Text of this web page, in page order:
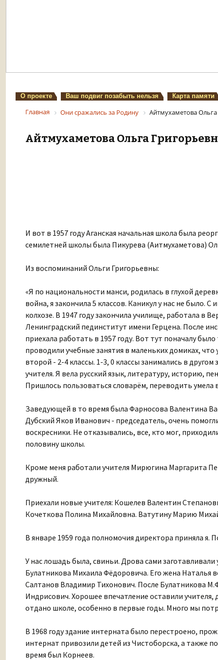
О проекте Ваш подвиг позабыть нельзя Карта памяти
Главная Они сражались за Родину Айтмухаметова
Айтмухаметова Ольга
И вот в 1957 году Аганская начальная школа была
семилетней школы была Пикурева (Аитмухаметова)
Из воспоминаний Ольги Григорьевны:
«Я по национальности манси, родилась в глухой
война, я закончила 5 классов. Каникул у нас не было.
колхозе. В 1947 году закончила училище, работала в
Ленинградский пединститут имени Герцена. После
приехала работать в 1957 году. Вот тут поначалу
проводили учебные занятия в маленьких домиках,
второй - 2-4 классы. 1-3, 0 классы занимались в
учителя. Я вела русский язык, литературу, историю,
Пришлось пользоваться словарём, переводить умела
Заведующей в то время была Фарносова Валентина
Дубский Яков Иванович - председатель, очень
воскресники. Не отказывались, все, кто мог,
половину школы.
Кроме меня работали учителя Мирюгина Маргарита
дружный.
Приехали новые учителя: Кошелев Валентин
Кочеткова Полина Михайловна. Ватутину Марию
В январе 1959 года полномочия директора приняла
У нас лошадь была, свиньи. Дрова сами
Булатникова Михаила Фёдоровича. Его жена Наталья
Салтанов Владимир Тихонович. После Булатникова
Индрисович. Хорошее впечатление оставили
отдано школе, особенно в первые годы. Много мы
В 1968 году здание интерната было перестроено,
интернат привозили детей из Чистоборска, а также
время был Корнеев.